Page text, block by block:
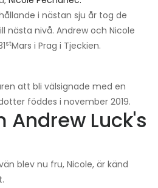
i nästan sju år tog de
nästa nivå. Andrew och Nicole
stMars i Prag i Tjeckien.
att bli välsignade med en
föddes i november 2019.
Andrew Luck's
blev nu fru, Nicole, är känd